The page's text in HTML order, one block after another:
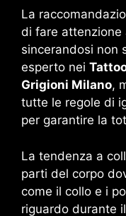
La
di fare attenzione
sincerandosi non
esperto nei
Grigioni Milano,
tutte le regole di
per garantire la
La tendenza a
parti del corpo
come il collo e i
riguardo durante